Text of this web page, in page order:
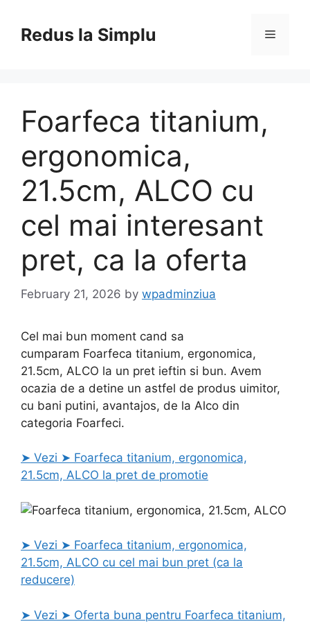
contentRedus la Simplu Menu
Foarfeca titanium,
ergonomica,
21.5cm, ALCO cu
cel mai interesant
pret, ca la oferta
February 21, 2026 by wpadminziua
Cel mai bun moment cand sa
cumparam Foarfeca titanium, ergonomica,
21.5cm, ALCO la un pret ieftin si bun. Avem
ocazia de a detine un astfel de produs uimitor,
cu bani putini, avantajos, de la Alco din
categoria Foarfeci.
➤ Vezi ➤ Foarfeca titanium, ergonomica,
21.5cm, ALCO la pret de promotie
➤ Vezi ➤ Foarfeca titanium, ergonomica,
21.5cm, ALCO cu cel mai bun pret (ca la
reducere)
➤ Vezi ➤ Oferta buna pentru Foarfeca titanium,